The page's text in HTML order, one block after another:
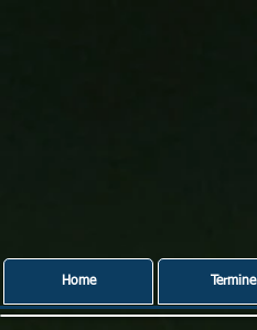
Home Termine